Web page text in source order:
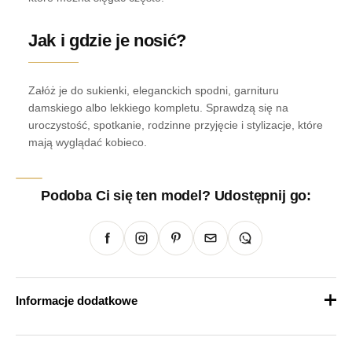
Jak i gdzie je nosić?
Załóż je do sukienki, eleganckich spodni, garnituru
damskiego albo lekkiego kompletu. Sprawdzą się na
uroczystość, spotkanie, rodzinne przyjęcie i stylizacje, które
mają wyglądać kobieco.
Podoba Ci się ten model? Udostępnij go:
Informacje dodatkowe